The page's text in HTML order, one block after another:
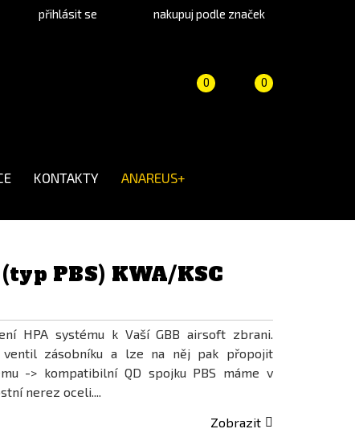
přihlásit se nakupuj podle značek
Košík 0
(prázdný)
Porovnání
0
KONTAKTY ANAREUS+
PBS) KWA/KSC
HPA systému k Vaší GBB airsoft zbrani.
ventil zásobníku a lze na něj pak přopojit
-> kompatibilní QD spojku PBS máme v
nerez oceli....
Zobrazit